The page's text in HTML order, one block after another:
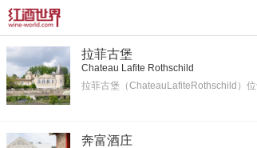
拉菲古堡
Chateau Lafite Rothschild
拉菲古堡（ChateauLafiteRothschild）
奔富酒庄